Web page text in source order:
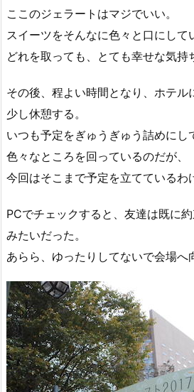
ここのジェラートはマジでいい。
スイーツをそんなに色々と口にして
どれを取っても、とても幸せな気持
その後、程よい時間となり、ホテル
少し休憩する。
いつも予定をぎゅうぎゅう詰めにし
色々なところを回っているのだが、
今回はそこまで予定を立てているわ
PCでチェックすると、友達は既に
みたいだった。
あらら、ゆったりしてないで会場へ